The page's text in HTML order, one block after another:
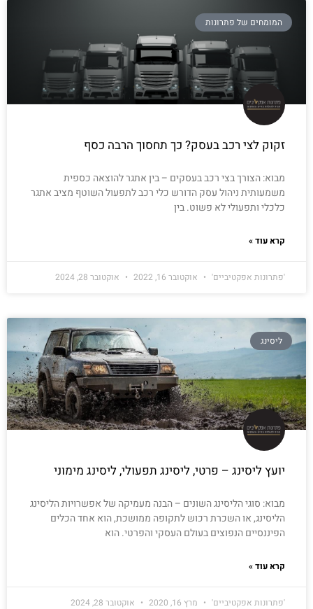
המומחים של פתרונות
זקוק לצי רכב בעסק? כך תחסוך הרבה כסף
מבוא: הצורך בצי רכב בעסקים – בין אתגר להוצאה כספית
משמעותית ניהול עסק הדורש כלי רכב לתפעול השוטף מציב אתגר
כלכלי ותפעולי לא פשוט. בין
קרא עוד »
'פתרונות אפקטיביים' אוקטובר 16, 2022 אוקטובר 28, 2024
ליסינג
יועץ ליסינג – פרטי, ליסינג תפעולי, ליסינג מימוני
מבוא: סוגי הליסינג השונים – הבנה מעמיקה של אפשרויות הליסינג
הליסינג, או השכרת רכוש לתקופה ממושכת, הוא אחד הכלים
הפיננסיים הנפוצים בעולם העסקי והפרטי. הוא
קרא עוד »
'פתרונות אפקטיביים' מרץ 16, 2020 אוקטובר 28, 2024